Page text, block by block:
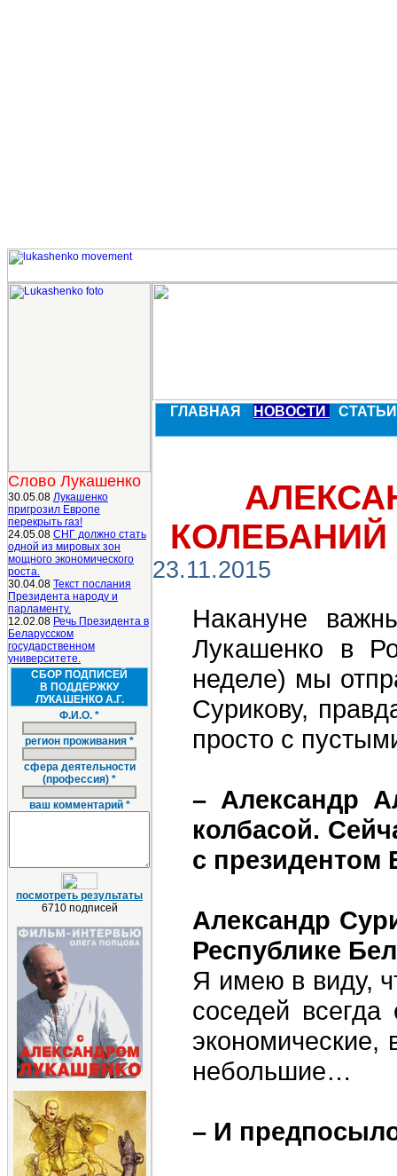
Слово Лукашенко
30.05.08 Лукашенко
пригрозил Европе
перекрыть газ!
24.05.08 СНГ должно стать
одной из мировых зон
мощного экономического
роста.
30.04.08 Текст послания
Президента народу и
парламенту.
12.02.08 Речь Президента в
Беларусском
государственном
университете.
СБОР ПОДПИСЕЙ
В ПОДДЕРЖКУ
ЛУКАШЕНКО А.Г.
Ф.И.О. *
регион проживания *
сфера деятельности
(профессия) *
ваш комментарий *
посмотреть результаты
6710 подписей
ГЛАВНАЯ НОВОСТИ
КОЛЕБАНИЙ
23.11.2015
Накануне
Лукашенко в
неделе) мы
Сурикову,
просто с
– Александр
колбасой.
с президентом
Александр
Республике
Я имею в виду,
соседей
экономические,
небольшие…
– И